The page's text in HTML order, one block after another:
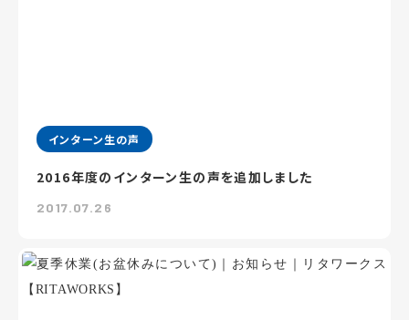
インターン生の声
2016年度のインターン生の声を追加しました
2017.07.26